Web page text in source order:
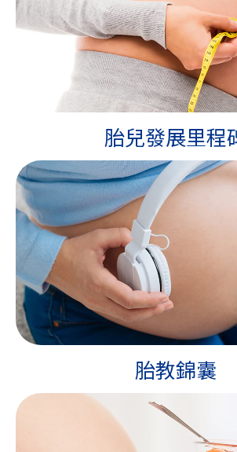
胎兒發展里程
胎教錦囊